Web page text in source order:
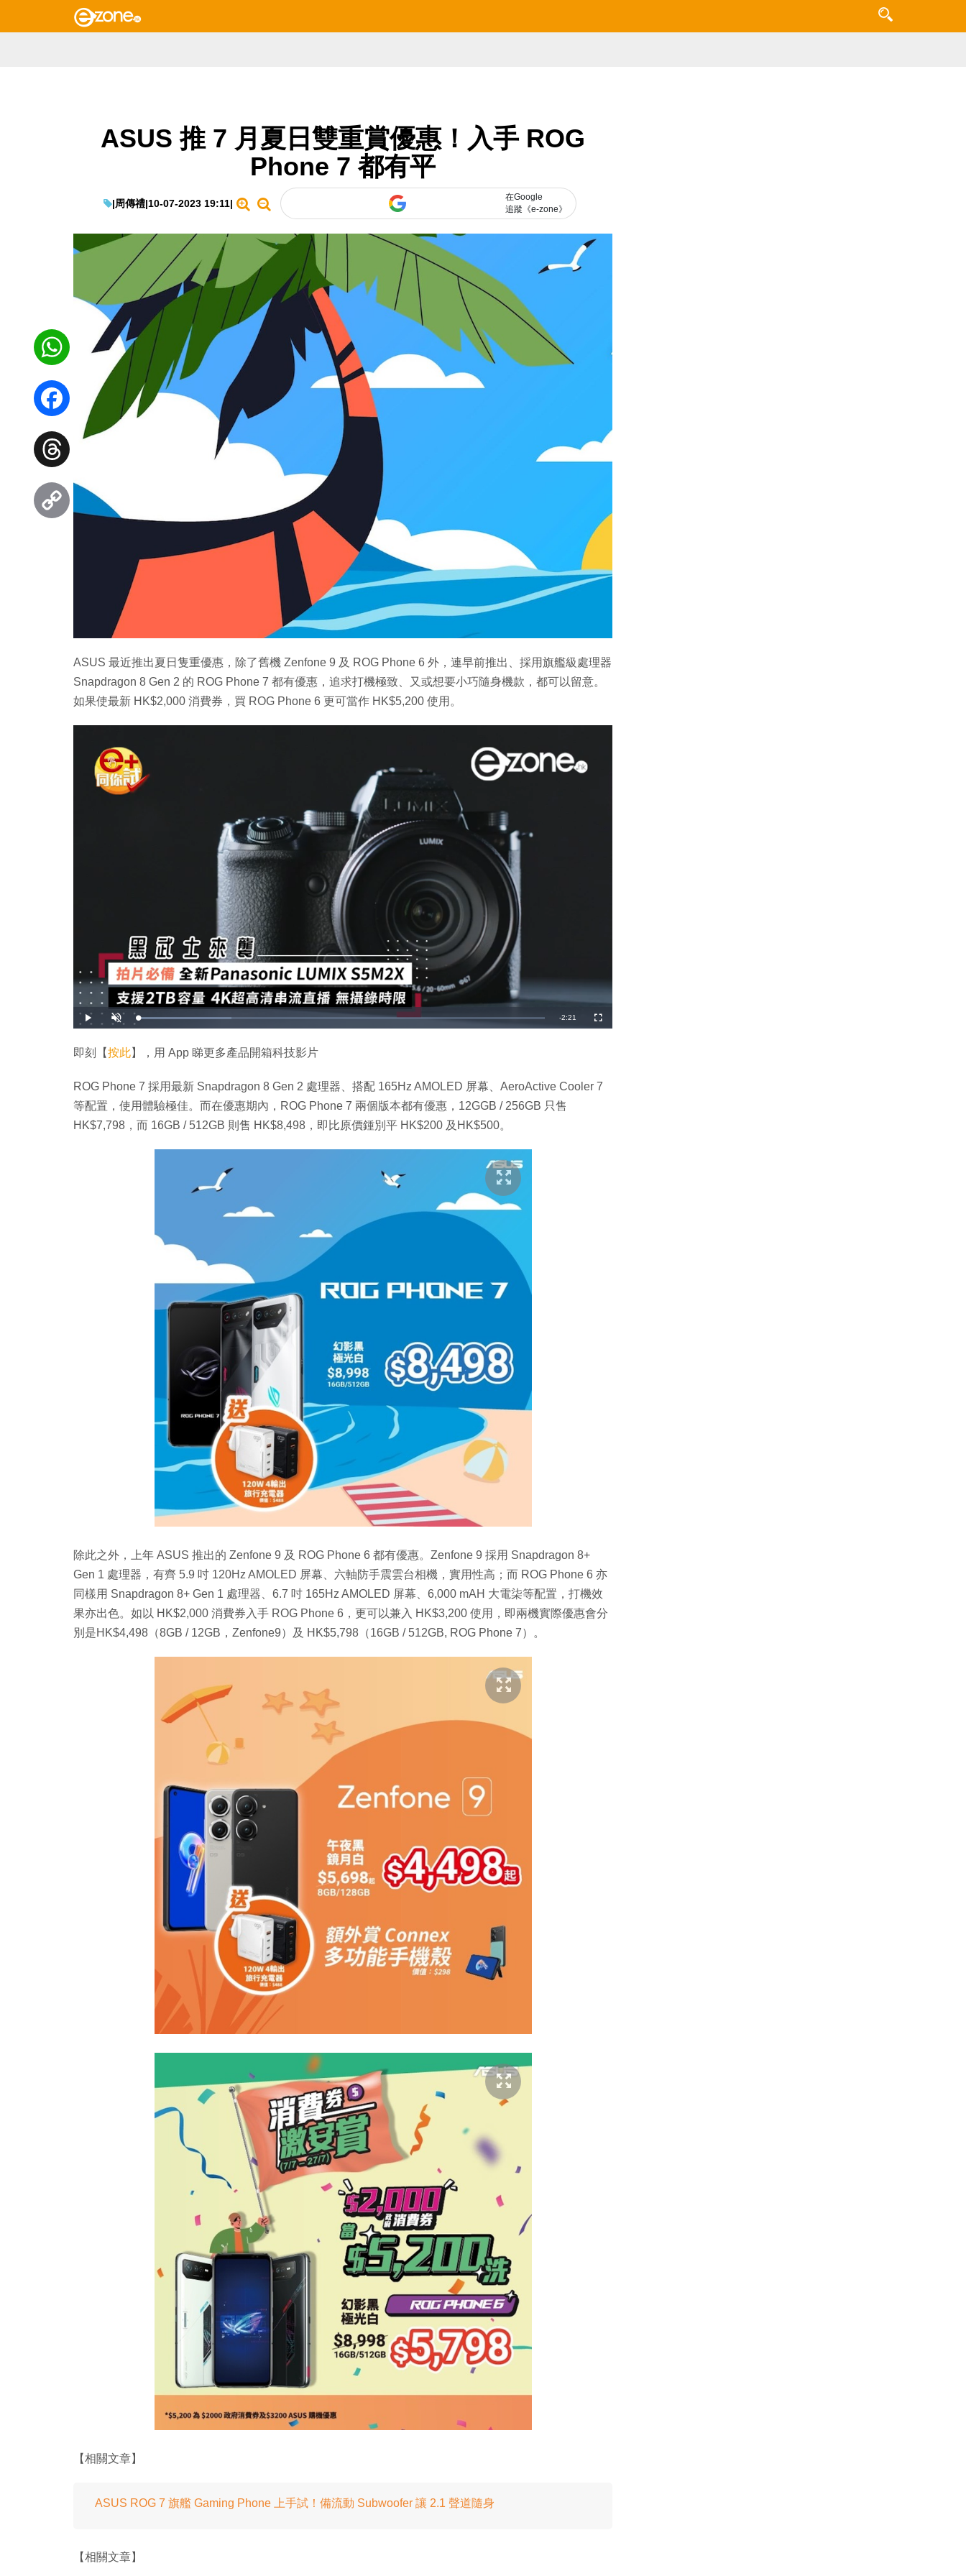
ASUS 推 7 月夏日雙重賞優惠！入手 ROG
Phone 7 都有平
|周傳禮|10-07-2023 19:11|
在Google
追蹤《e-zone》
ASUS 最近推出夏日隻重優惠，除了舊機 Zenfone 9 及 ROG Phone 6 外，連早前推出、採用旗艦級處理器
Snapdragon 8 Gen 2 的 ROG Phone 7 都有優惠，追求打機極致、又或想要小巧隨身機款，都可以留意。
如果使最新 HK$2,000 消費券，買 ROG Phone 6 更可當作 HK$5,200 使用。
播
放
開
啟
載
入
:
2
8
%
剩
間
-2:21
全
螢
即刻【按此】，用 App 睇更多產品開箱科技影片
ROG Phone 7 採用最新 Snapdragon 8 Gen 2 處理器、搭配 165Hz AMOLED 屏幕、AeroActive Cooler 7
等配置，使用體驗極佳。而在優惠期內，ROG Phone 7 兩個版本都有優惠，12GGB / 256GB 只售
HK$7,798，而 16GB / 512GB 則售 HK$8,498，即比原價鍾別平 HK$200 及HK$500。
除此之外，上年 ASUS 推出的 Zenfone 9 及 ROG Phone 6 都有優惠。Zenfone 9 採用 Snapdragon 8+
Gen 1 處理器，有齊 5.9 吋 120Hz AMOLED 屏幕、六軸防手震雲台相機，實用性高；而 ROG Phone 6 亦
同樣用 Snapdragon 8+ Gen 1 處理器、6.7 吋 165Hz AMOLED 屏幕、6,000 mAH 大電柒等配置，打機效
果亦出色。如以 HK$2,000 消費券入手 ROG Phone 6，更可以兼入 HK$3,200 使用，即兩機實際優惠會分
別是HK$4,498（8GB / 12GB，Zenfone9）及 HK$5,798（16GB / 512GB, ROG Phone 7）。
【相關文章】
ASUS ROG 7 旗艦 Gaming Phone 上手試！備流動 Subwoofer 讓 2.1 聲道隨身
【相關文章】
WhatsApp
Facebook
Threads